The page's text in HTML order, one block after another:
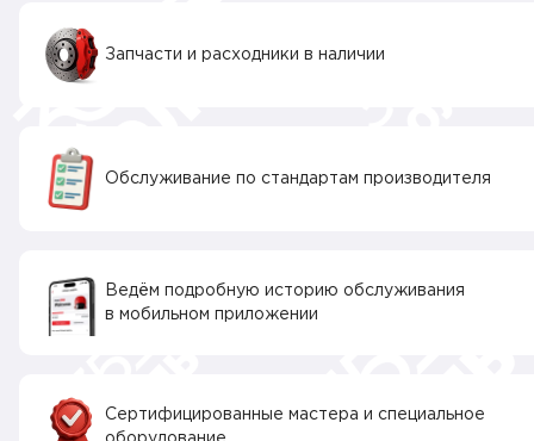
Запчасти и расходники в наличии
Обслуживание по стандартам производителя
Ведём подробную историю обслуживания
в мобильном приложении
Сертифицированные мастера и специальное